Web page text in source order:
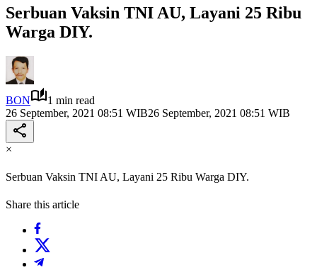
Serbuan Vaksin TNI AU, Layani 25 Ribu
Warga DIY.
BON
1 min read
26 September, 2021 08:51 WIB26 September, 2021 08:51 WIB
×
Serbuan Vaksin TNI AU, Layani 25 Ribu Warga DIY.
Share this article